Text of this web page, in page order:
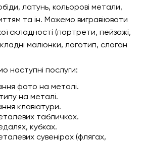
латунь, кольорові метали,
та ін. Можемо вигравіювати
складності (портрети, пейзажі,
малюнки, логотип, слоган
наступні послуги:
фото на металі.
на металі.
клавіатури.
табличках.
кубках.
сувенірах (флягах,